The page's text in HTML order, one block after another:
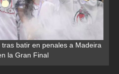
batir en penales a Madeira
la Gran Final